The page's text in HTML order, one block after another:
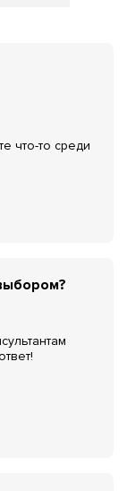
что-то среди